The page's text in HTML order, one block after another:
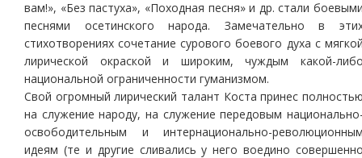
вам!», «Без пастуха», «Походная песня» и др. стали
песнями осетинского народа. Замечательно в
стихотворениях сочетание сурового боевого духа с
лирической окраской и широким, чуждым какой-
национальной ограниченности гуманизмом.
Свой огромный лирический талант Коста принес
на служение народу, на служение передовым
освободительным и интернационально-
идеям (те и другие сливались у него воедино